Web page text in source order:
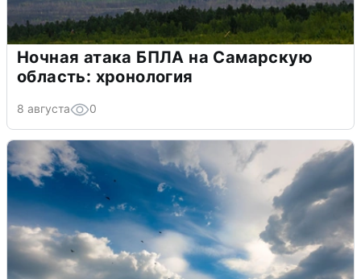
Ночная атака БПЛА на Самарскую
область: хронология
8 августа 0